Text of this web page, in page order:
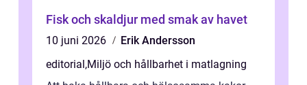
Fisk och skaldjur med smak av havet
10 juni 2026
Erik Andersson
editorial ,Miljö och hållbarhet i matlagning